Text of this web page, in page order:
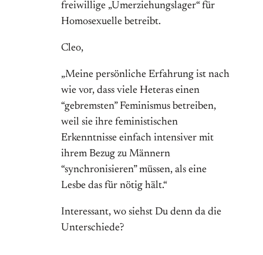
freiwillige „Umerziehungslager“ für
Homosexuelle betreibt.
Cleo,
„Meine persönliche Erfahrung ist nach
wie vor, dass viele Heteras einen
“gebremsten” Feminismus betreiben,
weil sie ihre feministischen
Erkenntnisse einfach intensiver mit
ihrem Bezug zu Männern
“synchronisieren” müssen, als eine
Lesbe das für nötig hält.“
Interessant, wo siehst Du denn da die
Unterschiede?